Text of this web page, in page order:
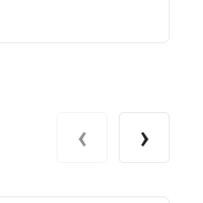
‹ ›